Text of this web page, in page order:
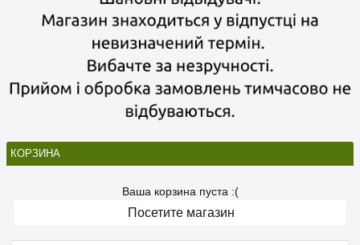
КОРЗИНА
Ваша корзина пуста :(
Посетите магазин